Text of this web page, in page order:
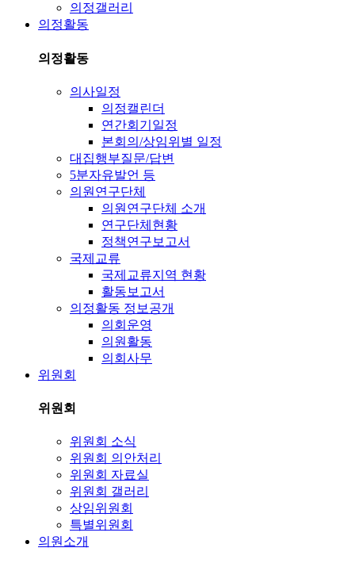
의정갤러리
의정활동
의정활동
의사일정
의정캘린더
연간회기일정
본회의/상임위별 일정
대집행부질문/답변
5분자유발언 등
의원연구단체
의원연구단체 소개
연구단체현황
정책연구보고서
국제교류
국제교류지역 현황
활동보고서
의정활동 정보공개
의회운영
의원활동
의회사무
위원회
위원회
위원회 소식
위원회 의안처리
위원회 자료실
위원회 갤러리
상임위원회
특별위원회
의원소개